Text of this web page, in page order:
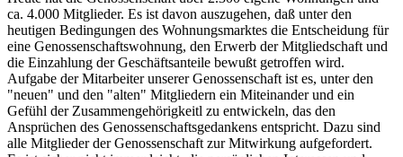
ca. 4.000 Mitglieder. Es ist davon auszugehen, daß unter den
heutigen Bedingungen des Wohnungsmarktes die Entscheidung für
eine Genossenschaftswohnung, den Erwerb der Mitgliedschaft und
die Einzahlung der Geschäftsanteile bewußt getroffen wird.
Aufgabe der Mitarbeiter unserer Genossenschaft ist es, unter den
"neuen" und den "alten" Mitgliedern ein Miteinander und ein
Gefühl der Zusammengehörigkeitl zu entwickeln, das den
Ansprüchen des Genossenschaftsgedankens entspricht. Dazu sind
alle Mitglieder der Genossenschaft zur Mitwirkung aufgefordert.